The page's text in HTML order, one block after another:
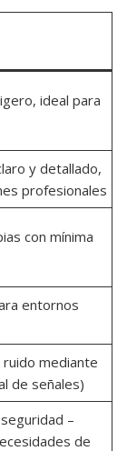
ideal para
y detallado,
profesionales
con mínima
entornos
ruido mediante
de señales)
–
de